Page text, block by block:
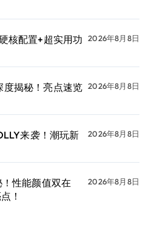
核配置+超实用功
2026年8月8日
度揭秘！亮点速览 2026年8月8日
来袭！潮玩新
2026年8月8日
性能颜值双在
！
2026年8月8日